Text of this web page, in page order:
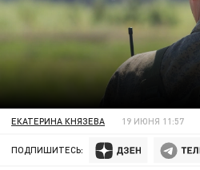
ЕКАТЕРИНА КНЯЗЕВА 19 ИЮНЯ 11:57
ПОДПИШИТЕСЬ: